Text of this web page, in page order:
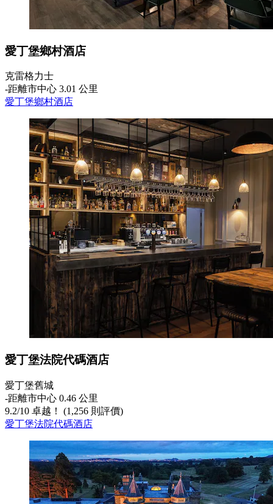
愛丁堡鄉村酒店
克雷格力士
‐距離市中心 3.01 公里
愛丁堡鄉村酒店
愛丁堡法院代碼酒店
愛丁堡舊城
‐距離市中心 0.46 公里
9.2/10 卓越！ (1,256 則評價)
愛丁堡法院代碼酒店